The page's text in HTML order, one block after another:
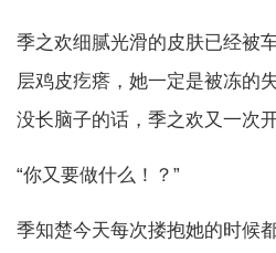
季之欢细腻光滑的皮肤已经被
层鸡皮疙瘩，她一定是被冻的
没长脑子的话，季之欢又一次
“你又要做什么！？”
季知楚今天每次搂抱她的时候